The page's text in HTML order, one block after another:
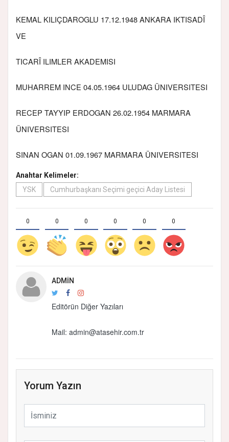
KEMAL KILIÇDAROGLU 17.12.1948 ANKARA IKTISADÎ
VE
TICARÎ ILIMLER AKADEMISI
MUHARREM INCE 04.05.1964 ULUDAG ÜNIVERSITESI
RECEP TAYYIP ERDOGAN 26.02.1954 MARMARA
ÜNIVERSITESI
SINAN OGAN 01.09.1967 MARMARA ÜNIVERSITESI
Anahtar Kelimeler:
YSK
Cumhurbaşkanı Seçimi geçici Aday Listesi
0 0 0 0 0 0
ADMIN
Editörün Diğer Yazıları
Mail: admin@atasehir.com.tr
Yorum Yazın